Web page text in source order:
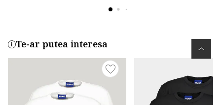
Te-ar putea interesa